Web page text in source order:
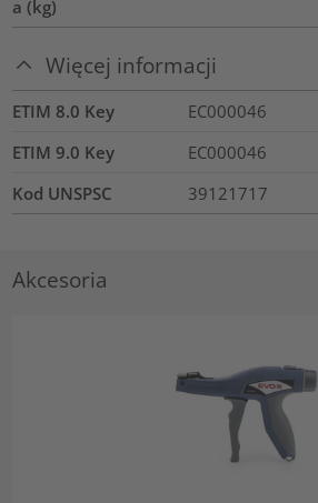
a (kg)
Więcej informacji
ETIM 8.0 Key
EC000046
ETIM 9.0 Key
EC000046
Kod UNSPSC
39121717
Akcesoria